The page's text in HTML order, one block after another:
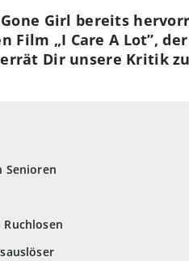
Senioren
Girl bereits
„I Care A Lot”,
Dir unsere Kritik